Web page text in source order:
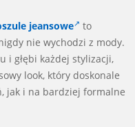
jeansowe
to
nie wychodzi z mody.
i głębi każdej stylizacji,
look, który doskonale
jak i na bardziej formalne